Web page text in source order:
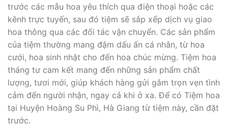
trước các mẫu hoa yêu thích qua điện thoại hoặc các
kênh trực tuyến, sau đó tiệm sẽ sắp xếp dịch vụ giao
hoa thông qua các đối tác vận chuyển. Các sản phẩm
của tiệm thường mang đậm dấu ấn cá nhân, từ hoa
cưới, hoa sinh nhật cho đến hoa chúc mừng. Tiệm hoa
tháng tư cam kết mang đến những sản phẩm chất
lượng, tươi mới, giúp khách hàng gửi gắm trọn vẹn tình
cảm đến người nhận, ngay cả khi ở xa. Để có Tiệm hoa
tại Huyện Hoàng Su Phì, Hà Giang từ tiệm này, cần đặt
trước.